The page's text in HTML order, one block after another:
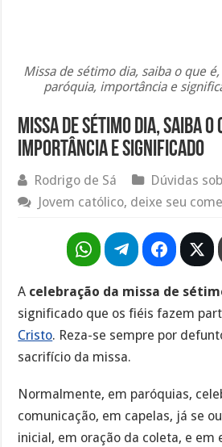
Missa de sétimo dia, saiba o que
paróquia, importância e
Missa de sétimo dia, saiba o
importância e significado
Rodrigo de Sá
Dúvidas
Jovem católico, deixe seu
A celebração da missa de
significado que os fiéis fazem
Cristo. Reza-se sempre por
sacrifício da missa.
Normalmente, em paróquias,
comunicação, em capelas, já se
inicial, em oração da coleta, e em